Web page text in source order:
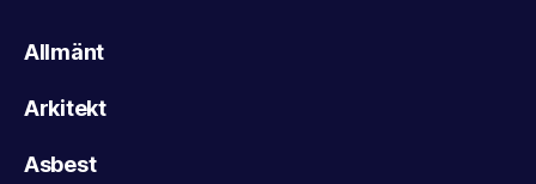
Allmänt
Arkitekt
Asbest